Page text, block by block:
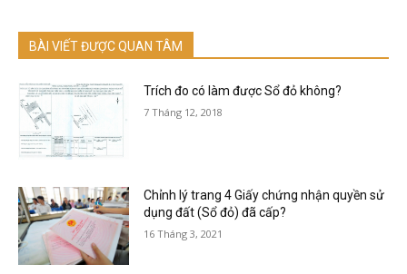
BÀI VIẾT ĐƯỢC QUAN TÂM
Trích đo có làm được Sổ đỏ không?
7 Tháng 12, 2018
Chỉnh lý trang 4 Giấy chứng nhận quyền sử
dụng đất (Sổ đỏ) đã cấp?
16 Tháng 3, 2021